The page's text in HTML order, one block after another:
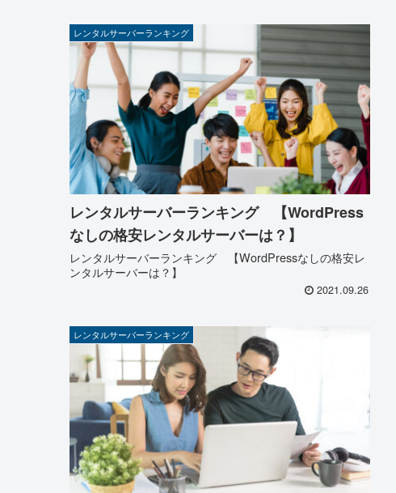
レンタルサーバーランキング
レンタルサーバーランキング 【WordPress
なしの格安レンタルサーバーは？】
レンタルサーバーランキング 【WordPressなしの格安レ
ンタルサーバーは？】
2021.09.26
レンタルサーバーランキング